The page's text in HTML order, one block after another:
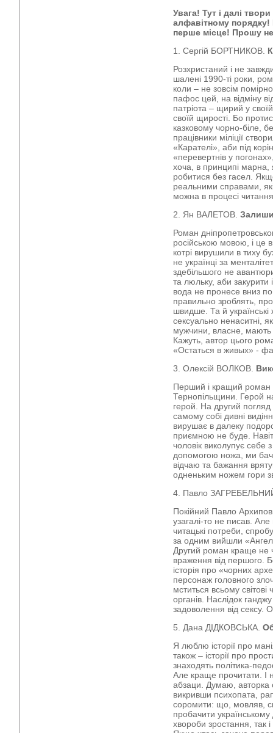
Увага! Тут і далі
алфавітному
перше місце! Прошу
1. Сергій БОРТНИКОВ.
Розхристаний і не
шалені 1990-ті роки,
коли – не зовсім
пафос цей, на відміну
патріота – щирий у
своїй щирості. Бо
казковому чорно-біле,
працівники міліції
«Карателі», аби під
«перевертнів у
хоча, в принципі марна,
робитися без гасел.
реальними справами,
можна в процесі
2. Ян ВАЛЕТОВ.
Роман
російською мовою, і це
котрі вирушили в тиху
не українці за
здебільшого не
та люльку, аби закурити
вода не пронесе вниз по
правильно зроблять,
швидше. Та й українські
сексуально ненаситні,
мужчини, власне,
Кажуть, автор цього
«Остаться в живых» -
3. Олексій ВОЛКОВ.
Перший і кращий роман
Тернопільщини. Герой
герой. На другий
самому собі дивні
вирушає в далеку
приємною не буде.
чоловік виколупує себе
допомогою ножа, ми
відчаю та бажання
одненьким ножем гори
4. Павло
Покійний Павло
узагалі-то не писав.
читацькі потреби,
за одним вийшли
Другий роман краще не
враження від першого.
історія про «чорних
персонаж головного
мститься всьому світові
органів. Наслідок
задоволення від
5. Дана ДІДКОВСЬКА.
Я люблю історії про
також – історії про
знаходять політика-
Але краще прочитати. І
абзаци. Думаю, авторка
викривши психопата,
соромити: що, мовляв,
пробачити
хвороби зростання, так